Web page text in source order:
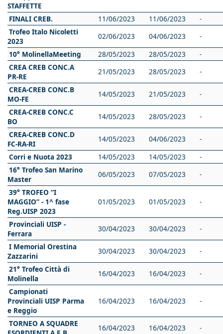
STAFFETTE
FINALI CREB. 11/06/2023 11/06/2023
-
Trofeo Italo Nicoletti
2023
02/06/2023 04/06/2023
-
10° MolinellaMeeting
28/05/2023 28/05/2023
-
CREA CREB CONC.A
PR-RE
21/05/2023 28/05/2023
-
CREA-CREB CONC.B
MO-FE
14/05/2023 21/05/2023
-
CREA-CREB CONC.C
BO
14/05/2023 28/05/2023
-
CREA-CREB CONC.D
FC-RA-RI
14/05/2023 04/06/2023
-
Corri e Nuota 2023
14/05/2023 14/05/2023
-
16° Trofeo San Marino
Master
06/05/2023 07/05/2023
-
39° TROFEO “I
MAGGIO” - 1^ fase
Reg.UISP 2023
01/05/2023 01/05/2023 -
Provinciali UISP -
Ferrara
30/04/2023 30/04/2023
-
I Memorial Orestina
Zazzarini
30/04/2023 30/04/2023
-
21° Trofeo Città di
Molinella
16/04/2023 16/04/2023
-
Campionati
Provinciali UISP Parma
e Reggio
16/04/2023 16/04/2023 -
TORNEO A SQUADRE
16/04/2023 16/04/2023
-